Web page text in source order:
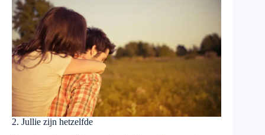
2. Jullie zijn hetzelfde